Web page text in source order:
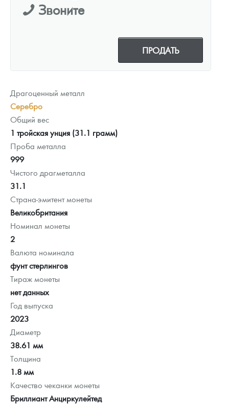
Звоните
ПРОДАТЬ
Драгоценный металл
Серебро
Общий вес
1 тройская унция (31.1 грамм)
Проба металла
999
Чистого драгметалла
31.1
Страна-эмитент монеты
Великобритания
Номинал монеты
2
Валюта номинала
фунт стерлингов
Тираж монеты
нет данных
Год выпуска
2023
Диаметр
38.61 мм
Толщина
1.8 мм
Качество чеканки монеты
Бриллиант Анциркулейтед